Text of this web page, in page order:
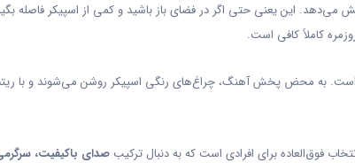
می‌دهد. این یعنی حتی اگر در فضای باز باشید و کمی از اسپیکر فاصله
کاملاً کافی است.
به محض پخش آهنگ، چراغ‌های رنگی اسپیکر روشن می‌شوند و با ریتم
صدای باکیفیت،